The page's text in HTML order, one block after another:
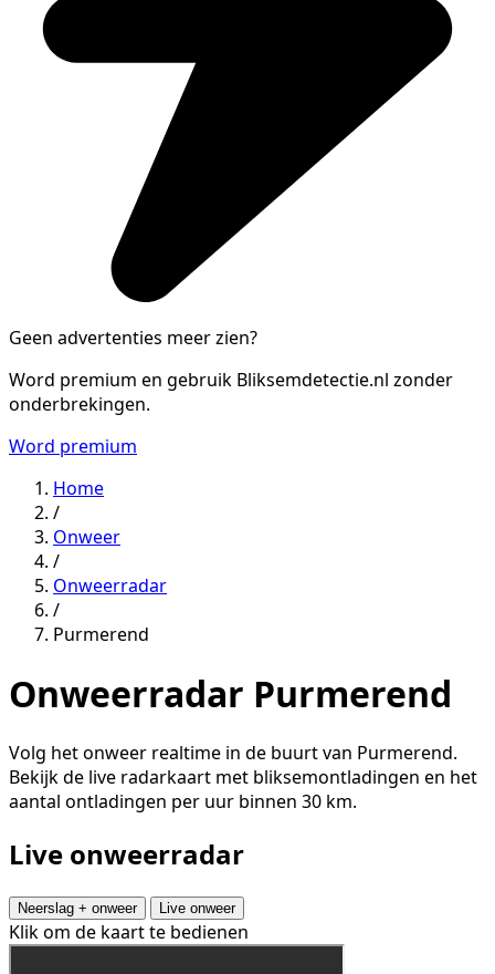
Geen advertenties meer zien?
Word premium en gebruik Bliksemdetectie.nl zonder
onderbrekingen.
Word premium
Home
/
Onweer
/
Onweerradar
/
Purmerend
Onweerradar Purmerend
Volg het onweer realtime in de buurt van Purmerend.
Bekijk de live radarkaart met bliksemontladingen en het
aantal ontladingen per uur binnen 30 km.
Live onweerradar
Neerslag + onweer Live onweer
Klik om de kaart te bedienen